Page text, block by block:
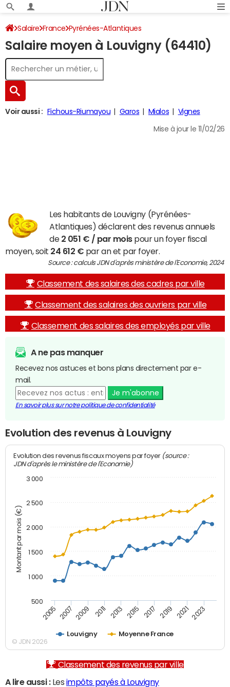
Salaire France Pyrénées-Atlantiques
Salaire moyen à Louvigny (64410)
Voir aussi : Fichous-Riumayou Garos Mialos Vignes
Mise à jour le 11/02/26
Les habitants de Louvigny (Pyrénées-
Atlantiques) déclarent des revenus annuels
de 2 051 € / par moispour un foyer fiscal
moyen, soit 24 612 € par an et par foyer.
Source : calculs JDN d'après ministère de l'Economie, 2024
Classement des salaires des cadres par ville
Classement des salaires des ouvriers par ville
Classement des salaires des employés par ville
A ne pas manquer
Recevez nos astuces et bons plans directement par e-
mail.
Je m'abonne
En savoir plus sur notre politique de confidentialité
Evolution des revenus à Louvigny
Montant par mois (€)
Evolution des revenus fiscaux moyens par foyer (source :
JDN d'après le ministère de l'Economie)
Louvigny Moyenne France
2005 2007 2009 2011 2013 2015 2017 2019 2021 2023
500
1 000
1 500
2 000
2 500
3 000
© JDN 2026
Classement des revenus par ville
A lire aussi :Les impôts payés à Louvigny